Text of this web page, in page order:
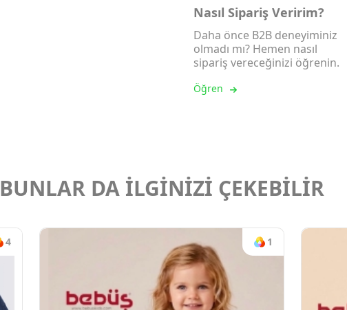
Nasıl Sipariş Veririm?
Daha önce B2B deneyiminiz
olmadı mı? Hemen nasıl
sipariş vereceğinizi öğrenin.
Öğren
BUNLAR DA İLGİNİZİ ÇEKEBİLİR
4 1